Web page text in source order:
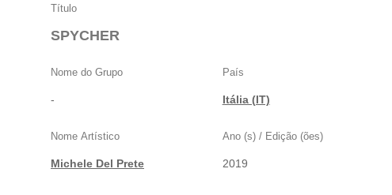
SPYCHER
Título
SPYCHER
Nome do Grupo
-
Nome Artístico
Michele Del Prete
País
Itália (IT)
Ano (s) / Edição (ões)
2019